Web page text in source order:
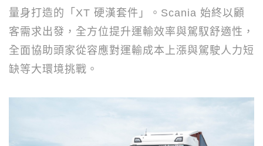
量身打造的「 XT 硬漢套件」。 Scania 始終以顧
客需求出發，全方位提升運輸效率與駕馭舒適性，
全面協助頭家從容應對運輸成本上漲與駕駛人力短
缺等大環境挑戰。